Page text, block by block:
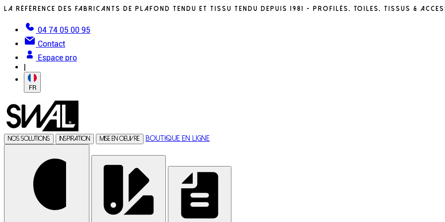
La référence des fabricants de plafond tendu et tissu tendu depuis 1981 - profilés, toiles, tissus &
04 74 05 00 95
Contact
Espace pro
|
FR
Nos solutions Inspiration Mise en oeuvre Boutique en ligne